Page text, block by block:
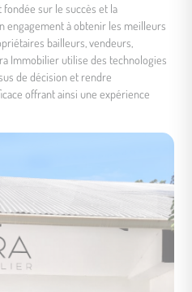
sur le succès et la
engagement à obtenir les meilleurs
bailleurs, vendeurs,
Immobilier utilise des technologies
de décision et rendre
offrant ainsi une expérience